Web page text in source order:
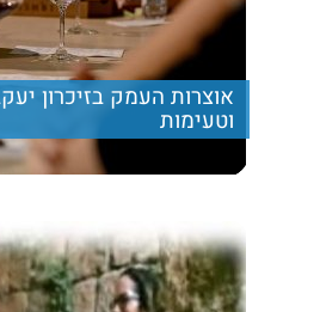
אוצרות העמק בזיכרון
וטעימות
טיול חוויתי הכולל סדנת יין
יין איכותי ושוקולד, טיול עצמאי
וארוחת צהרים מפנקת
Price per person
Trip length יום מלא